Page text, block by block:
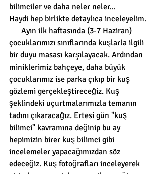
bilimciler ve daha neler neler...
Haydi hep birlikte detaylıca inceleyelim.
Ayın ilk haftasında (3-7 Haziran)
çocuklarımızı sınıflarında kuşlarla ilgili
bir duyu masası karşılayacak. Ardından
miniklerimiz bahçeye, daha büyük
çocuklarımız ise parka çıkıp bir kuş
gözlemi gerçekleştireceğiz. Kuş
şeklindeki uçurtmalarımızla temanın
tadını çıkaracağız. Ertesi gün "kuş
bilimci" kavramına değinip bu ay
hepimizin birer kuş bilimci gibi
incelemeler yapacağımızdan söz
edeceğiz. Kuş fotoğrafları inceleyerek